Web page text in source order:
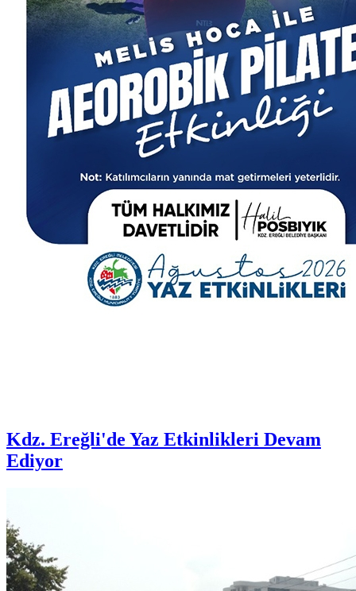
Kdz. Ereğli'de Yaz Etkinlikleri Devam
Ediyor